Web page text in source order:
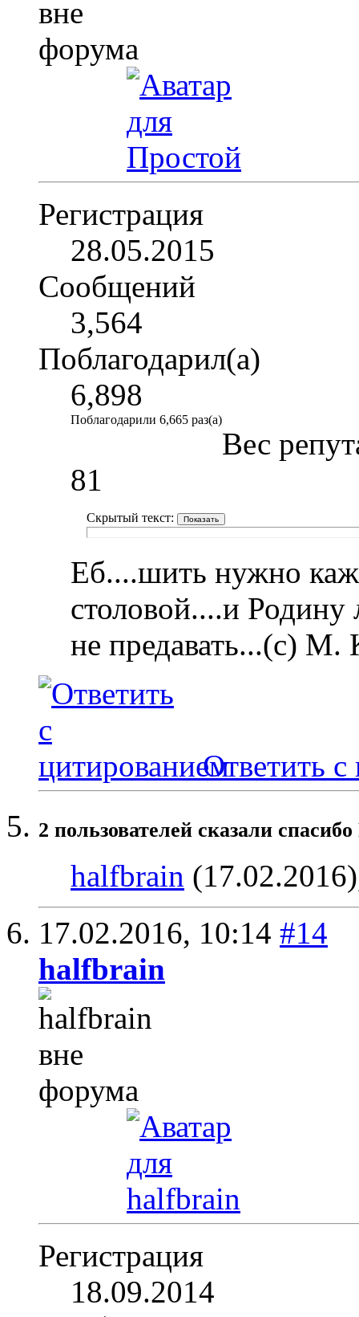
Регистрация
28.05.2015
Сообщений
3,564
Поблагодарил(а)
6,898
Поблагодарили 6,665 раз(а)
Вес
81
Скрытый текст:
Еб....шить нужно
столовой....и
не предавать...(с) М.
Ответить с
2 пользователей сказали
halfbrain
17.02.2016, 10:14 #14
halfbrain
Регистрация
18.09.2014